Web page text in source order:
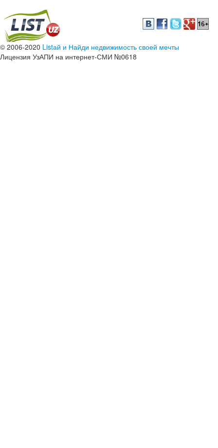
© 2006-2020 Listай и Найди недвижимость своей мечты
Лицензия УзАПИ на интернет-СМИ №0618